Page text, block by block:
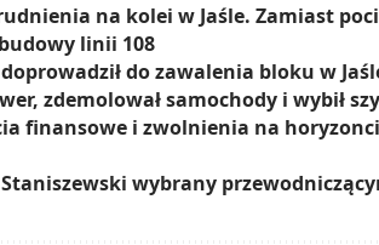
na kolei w Jaśle. Zamiast
linii 108
do zawalenia bloku w
zdemolował samochody i wybił
finansowe i zwolnienia na
wybrany